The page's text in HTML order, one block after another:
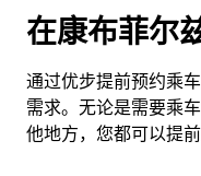
在康布菲尔
通过优步提前预约乘
需求。无论是需要乘
他地方，您都可以提